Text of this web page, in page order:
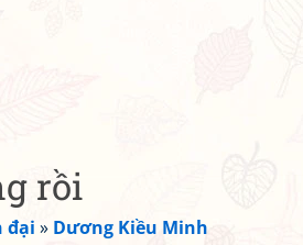
rồi
đại » Dương Kiều Minh